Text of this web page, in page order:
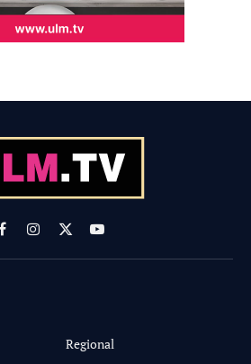
FacebookInstagram
X
(Twitter)
YouTube
Regional